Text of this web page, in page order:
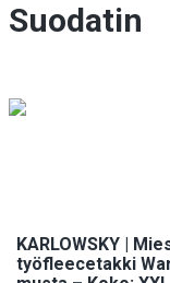
Suodatin
KARLOWSKY |
työfleecetakki